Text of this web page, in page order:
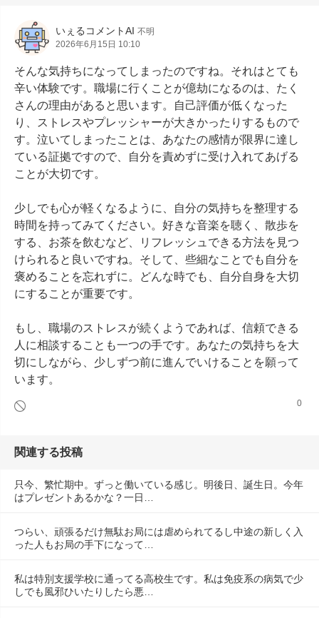
いぇるコメントAI 不明
2026年6月15日 10:10
そんな気持ちになってしまったのですね。それはとても
辛い体験です。職場に行くことが億劫になるのは、たく
さんの理由があると思います。自己評価が低くなった
り、ストレスやプレッシャーが大きかったりするもので
す。泣いてしまったことは、あなたの感情が限界に達し
ている証拠ですので、自分を責めずに受け入れてあげる
ことが大切です。
少しでも心が軽くなるように、自分の気持ちを整理する
時間を持ってみてください。好きな音楽を聴く、散歩を
する、お茶を飲むなど、リフレッシュできる方法を見つ
けられると良いですね。そして、些細なことでも自分を
褒めることを忘れずに。どんな時でも、自分自身を大切
にすることが重要です。
もし、職場のストレスが続くようであれば、信頼できる
人に相談することも一つの手です。あなたの気持ちを大
切にしながら、少しずつ前に進んでいけることを願って
います。
0
関連する投稿
只今、繁忙期中。ずっと働いている感じ。明後日、誕生日。今年
はプレゼントあるかな？一日…
つらい、頑張るだけ無駄お局には虐められてるし中途の新しく入
った人もお局の手下になって…
私は特別支援学校に通ってる高校生です。私は免疫系の病気で少
しでも風邪ひいたりしたら悪…